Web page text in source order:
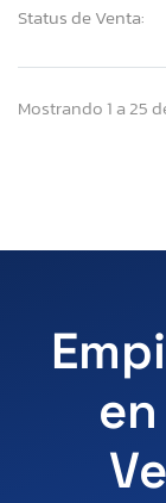
Status de Venta:
Mostrando 1 a 25